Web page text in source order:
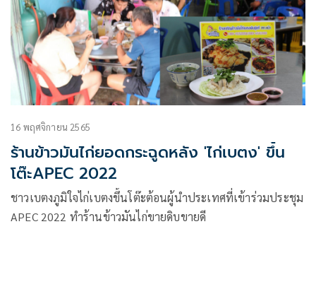
16 พฤศจิกายน 2565
ร้านข้าวมันไก่ยอดกระฉูดหลัง 'ไก่เบตง' ขึ้น
โต๊ะAPEC 2022
ชาวเบตงภูมิใจไก่เบตงขึ้นโต๊ะต้อนผู้นำประเทศที่เข้าร่วมประชุม
APEC 2022 ทำร้านข้าวมันไก่ขายดิบขายดี